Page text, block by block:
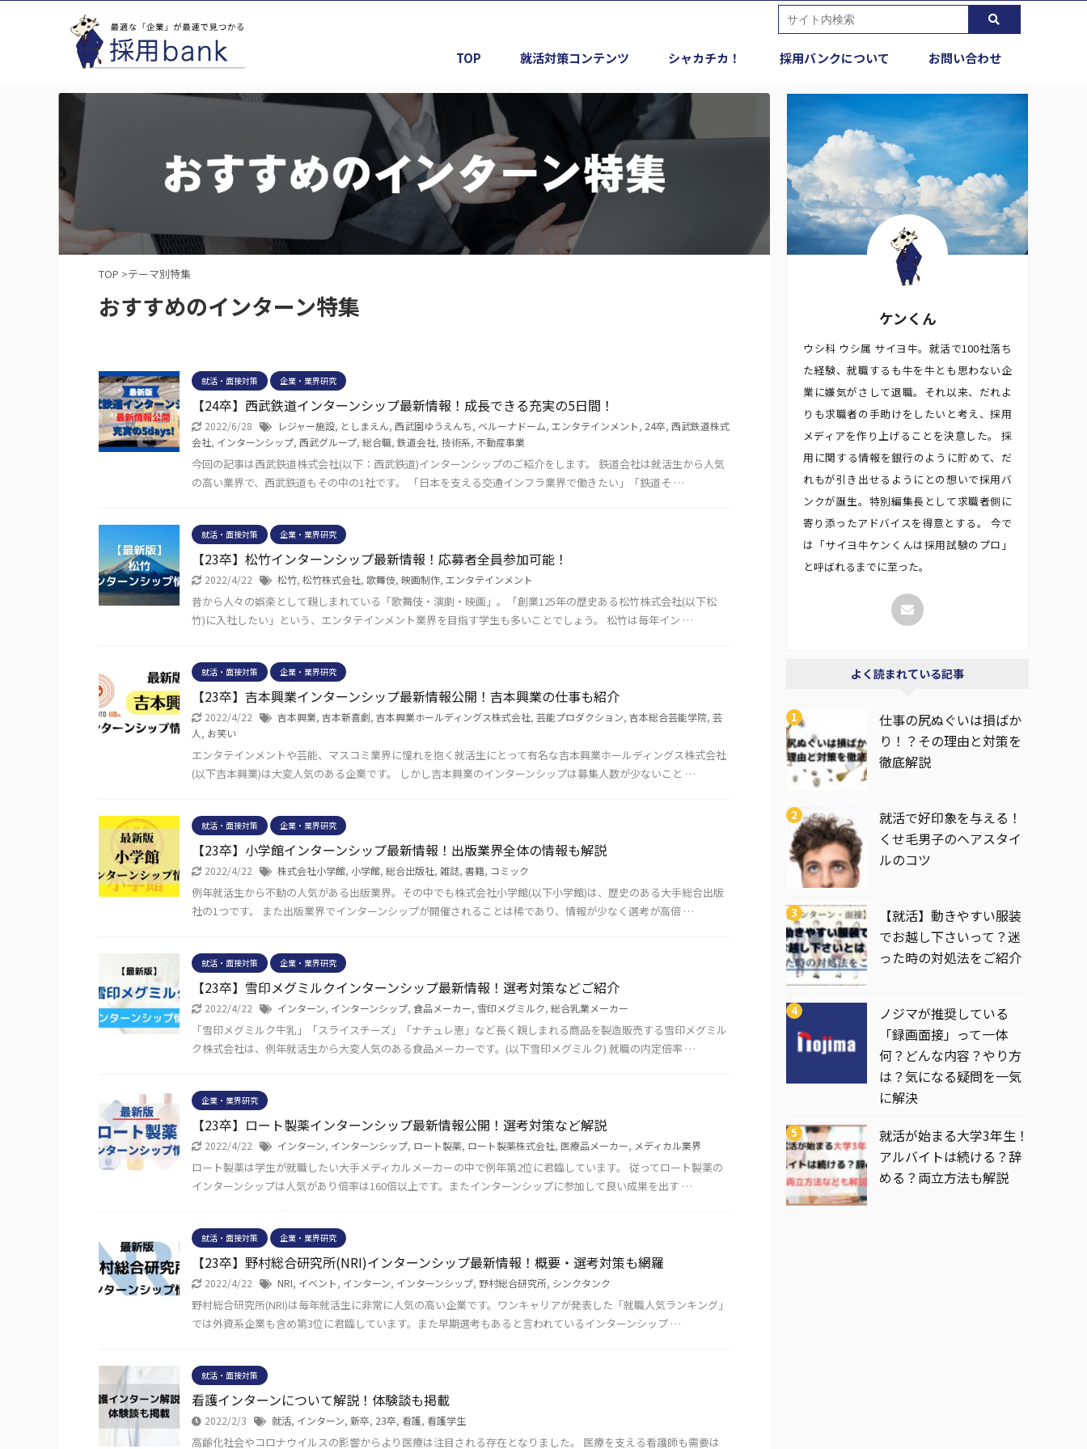
TOP 就活対策コンテンツ シャカチカ！ 採用バンクについて お問い合わせ
TOP >テーマ別特集
おすすめのインターン特集
就活・面接対策 企業・業界研究
【24卒】西武鉄道インターンシップ最新情報！成長できる充実の5日間！
2022/6/28 レジャー施設, としまえん, 西武園ゆうえんち, ベルーナドーム, エンタテインメント, 24卒, 西武鉄道株式
会社, インターンシップ, 西武グループ, 総合職, 鉄道会社, 技術系, 不動産事業
今回の記事は西武鉄道株式会社(以下：西武鉄道)インターンシップのご紹介をします。 鉄道会社は就活生から人気
の高い業界で、西武鉄道もその中の1社です。 「日本を支える交通インフラ業界で働きたい」「鉄道そ …
就活・面接対策 企業・業界研究
【23卒】松竹インターンシップ最新情報！応募者全員参加可能！
2022/4/22 松竹, 松竹株式会社, 歌舞伎, 映画制作, エンタテインメント
昔から人々の娯楽として親しまれている「歌舞伎・演劇・映画」。「創業125年の歴史ある松竹株式会社(以下松
竹)に入社したい」という、エンタテインメント業界を目指す学生も多いことでしょう。 松竹は毎年イン …
就活・面接対策 企業・業界研究
【23卒】吉本興業インターンシップ最新情報公開！吉本興業の仕事も紹介
2022/4/22 吉本興業, 吉本新喜劇, 吉本興業ホールディングス株式会社, 芸能プロダクション, 吉本総合芸能学院, 芸
人 , お笑い
エンタテインメントや芸能、マスコミ業界に憧れを抱く就活生にとって有名な吉本興業ホールディングス株式会社
(以下吉本興業)は大変人気のある企業です。 しかし吉本興業のインターンシップは募集人数が少ないこと …
就活・面接対策 企業・業界研究
【23卒】小学館インターンシップ最新情報！出版業界全体の情報も解説
2022/4/22 株式会社小学館, 小学館, 総合出版社, 雑誌, 書籍, コミック
例年就活生から不動の人気がある出版業界。その中でも株式会社小学館(以下小学館)は、歴史のある大手総合出版
社の1つです。 また出版業界でインターンシップが開催されることは稀であり、情報が少なく選考が高倍 …
就活・面接対策 企業・業界研究
【23卒】雪印メグミルクインターンシップ最新情報！選考対策などご紹介
2022/4/22 インターン, インターンシップ, 食品メーカー, 雪印メグミルク, 総合乳業メーカー
「雪印メグミルク牛乳」「スライスチーズ」「ナチュレ恵」など長く親しまれる商品を製造販売する雪印メグミル
ク株式会社は、例年就活生から大変人気のある食品メーカーです。(以下雪印メグミルク) 就職の内定倍率 …
企業・業界研究
【23卒】ロート製薬インターンシップ最新情報公開！選考対策など解説
2022/4/22 インターン, インターンシップ, ロート製薬, ロート製薬株式会社, 医療品メーカー, メディカル業界
ロート製薬は学生が就職したい大手メディカルメーカーの中で例年第2位に君臨しています。 従ってロート製薬の
インターンシップは人気があり倍率は160倍以上です。またインターンシップに参加して良い成果を出す …
就活・面接対策 企業・業界研究
【23卒】野村総合研究所(NRI)インターンシップ最新情報！概要・選考対策も網羅
2022/4/22 NRI, イベント, インターン, インターンシップ, 野村総合研究所, シンクタンク
野村総合研究所(NRI)は毎年就活生に非常に人気の高い企業です。ワンキャリアが発表した「就職人気ランキング」
では外資系企業も含め第3位に君臨しています。また早期選考もあると言われているインターンシップ …
就活・面接対策
看護インターンについて解説！体験談も掲載
2022/2/3 就活, インターン, 新卒, 23卒, 看護, 看護学生
高齢化社会やコロナウイルスの影響からより医療は注目される存在となりました。 医療を支える看護師も需要は
ケンくん
ウシ科 ウシ属 サイヨ牛。就活で100社落ち
た経験、就職するも牛を牛とも思わない企
業に嫌気がさして退職。それ以来、だれよ
りも求職者の手助けをしたいと考え、採用
メディアを作り上げることを決意した。 採
用に関する情報を銀行のように貯めて、だ
れもが引き出せるようにとの想いで採用バ
ンクが誕生。特別編集長として求職者側に
寄り添ったアドバイスを得意とする。 今で
は「サイヨ牛ケンくんは採用試験のプロ」
と呼ばれるまでに至った。
よく読まれている記事
仕事の尻ぬぐいは損ばか
り！？その理由と対策を
徹底解説
就活で好印象を与える！
くせ毛男子のヘアスタイ
ルのコツ
【就活】動きやすい服装
でお越し下さいって？迷
った時の対処法をご紹介
ノジマが推奨している
「録画面接」って一体
何？どんな内容？やり方
は？気になる疑問を一気
に解決
就活が始まる大学3年生！
アルバイトは続ける？辞
める？両立方法も解説